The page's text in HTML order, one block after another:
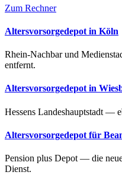
Zum Rechner
Altersvorsorgedepot in Köln
Rhein-Nachbar und
entfernt.
Altersvorsorgedepot in
Hessens Landeshauptstadt —
Altersvorsorgedepot für
Pension plus Depot — die
Dienst.